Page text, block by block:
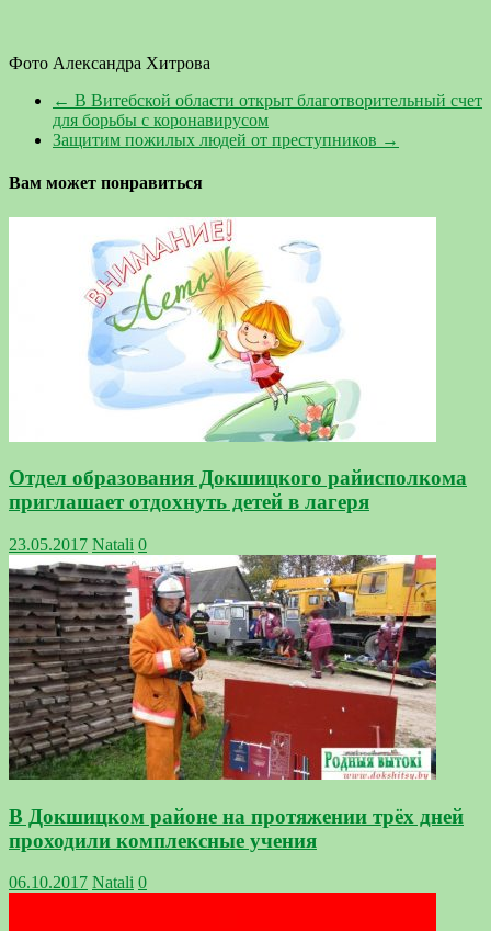
Фото Александра Хитрова
← В Витебской области открыт благотворительный счет
для борьбы с коронавирусом
Защитим пожилых людей от преступников →
Вам может понравиться
Отдел образования Докшицкого райисполкома
приглашает отдохнуть детей в лагеря
23.05.2017 Natali 0
В Докшицком районе на протяжении трёх дней
проходили комплексные учения
06.10.2017 Natali 0